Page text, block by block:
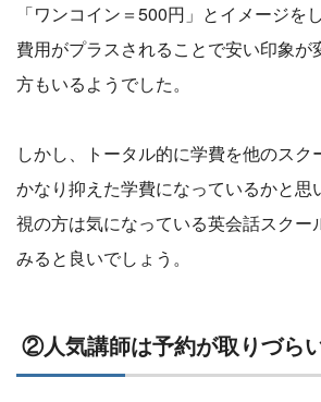
「ワンコイン＝500円」とイメージを
費用がプラスされることで安い印象が
方もいるようでした。
しかし、トータル的に学費を他のスク
かなり抑えた学費になっているかと思
視の方は気になっている英会話スクー
みると良いでしょう。
②人気講師は予約が取りづら